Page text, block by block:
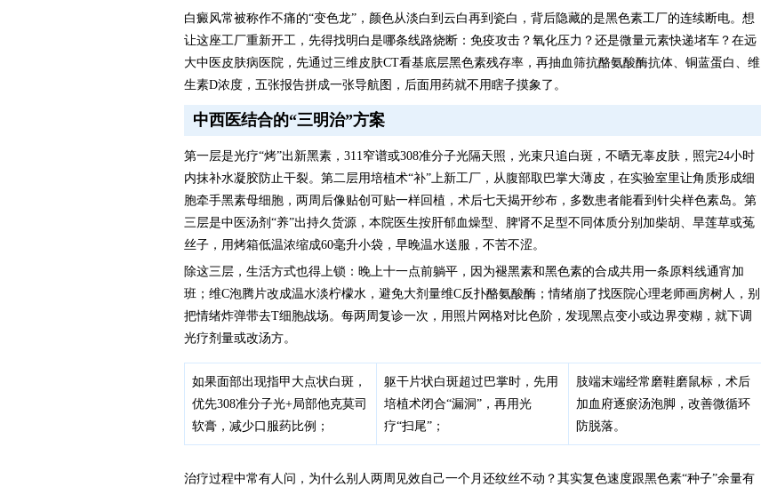
白癜风常被称作不痛的“变色龙”，颜色从淡白到云白再到瓷白，背后隐藏的是黑色素工厂的连续断电。想
让这座工厂重新开工，先得找明白是哪条线路烧断：免疫攻击？氧化压力？还是微量元素快递堵车？在远
大中医皮肤病医院，先通过三维皮肤CT看基底层黑色素残存率，再抽血筛抗酪氨酸酶抗体、铜蓝蛋白、维
生素D浓度，五张报告拼成一张导航图，后面用药就不用瞎子摸象了。
中西医结合的“三明治”方案
第一层是光疗“烤”出新黑素，311窄谱或308准分子光隔天照，光束只追白斑，不晒无辜皮肤，照完24小时
内抹补水凝胶防止干裂。第二层用培植术“补”上新工厂，从腹部取巴掌大薄皮，在实验室里让角质形成细
胞牵手黑素母细胞，两周后像贴创可贴一样回植，术后七天揭开纱布，多数患者能看到针尖样色素岛。第
三层是中医汤剂“养”出持久货源，本院医生按肝郁血燥型、脾肾不足型不同体质分别加柴胡、旱莲草或菟
丝子，用烤箱低温浓缩成60毫升小袋，早晚温水送服，不苦不涩。
除这三层，生活方式也得上锁：晚上十一点前躺平，因为褪黑素和黑色素的合成共用一条原料线通宵加
班；维C泡腾片改成温水淡柠檬水，避免大剂量维C反扑酪氨酸酶；情绪崩了找医院心理老师画房树人，别
把情绪炸弹带去T细胞战场。每两周复诊一次，用照片网格对比色阶，发现黑点变小或边界变糊，就下调
光疗剂量或改汤方。
如果面部出现指甲大点状白斑，
优先308准分子光+局部他克莫司
软膏，减少口服药比例；
躯干片状白斑超过巴掌时，先用
培植术闭合“漏洞”，再用光
疗“扫尾”；
肢端末端经常磨鞋磨鼠标，术后
加血府逐瘀汤泡脚，改善微循环
防脱落。
治疗过程中常有人问，为什么别人两周见效自己一个月还纹丝不动？其实复色速度跟黑色素“种子”余量有